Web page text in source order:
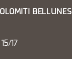
BELLUNESI
17